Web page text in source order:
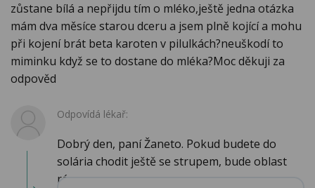
zůstane bílá a nepřijdu tím o mléko,ještě jedna otázka
mám dva měsíce starou dceru a jsem plně kojící a mohu
při kojení brát beta karoten v pilulkách?neuškodí to
miminku když se to dostane do mléka?Moc děkuji za
odpověd
Odpovídá lékař:
Dobrý den, paní Žaneto. Pokud budete do
solária chodit ještě se strupem, bude oblast
rány po ...